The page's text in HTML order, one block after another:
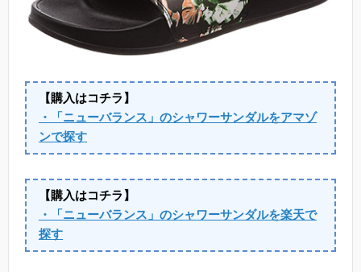
【購入はコチラ】
・「ニューバランス」のシャワーサンダルをアマゾ
ンで探す
【購入はコチラ】
・「ニューバランス」のシャワーサンダルを楽天で
探す